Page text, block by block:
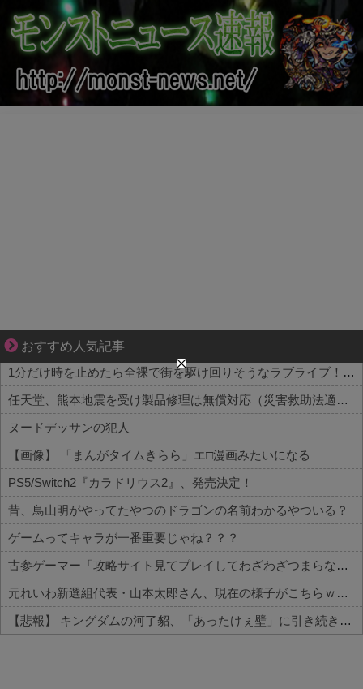
おすすめ人気記事
小さなすれ違いが、夫を追い詰めていく
1分だけ時を止めたら全裸で街を駆け回りそうなラブライブ！キャラ
任天堂、熊本地震を受け製品修理は無償対応（災害救助法適用地域）
ヌードデッサンの犯人
【画像】 「まんがタイムきらら」エ□漫画みたいになる
PS5/Switch2『カラドリウス2』、発売決定！
昔、鳥山明がやってたやつのドラゴンの名前わかるやついる？
ゲームってキャラが一番重要じゃね？？？
古参ゲーマー「攻略サイト見てプレイしてわざわざつまらなくしてどうするの？」←これ
元れいわ新選組代表・山本太郎さん、現在の様子がこちらｗｗｗｗｗ
【悲報】 キングダムの河了貂、「あったけぇ壁」に引き続き更に味方をぶっ殺す作戦を実行するWWWWWWWWWWWWWWWWWWWWWWWWWWWWWWWWWWWWWWWWWWWWWWWW